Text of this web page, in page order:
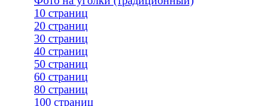
10 страниц
20 страниц
30 страниц
40 страниц
50 страниц
60 страниц
80 страниц
100 страниц